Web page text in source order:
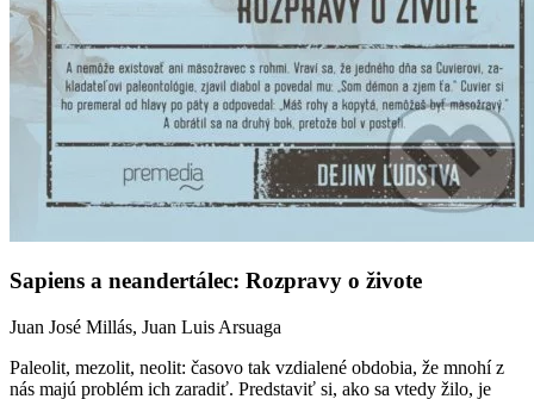
Sapiens a neandertálec: Rozpravy o živote
Juan José Millás, Juan Luis Arsuaga
Paleolit, mezolit, neolit: časovo tak vzdialené obdobia, že mnohí z
nás majú problém ich zaradiť. Predstaviť si, ako sa vtedy žilo, je